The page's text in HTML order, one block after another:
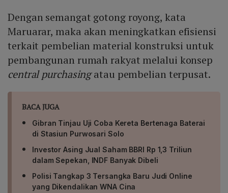
Dengan semangat gotong royong, kata
Maruarar, maka akan meningkatkan efisiensi
terkait pembelian material konstruksi untuk
pembangunan rumah rakyat melalui konsep
central purchasingatau pembelian terpusat.
BACA JUGA
Gibran Tinjau Uji Coba Kereta Bertenaga Baterai
di Stasiun Purwosari Solo
Investor Asing Jual Saham BBRI Rp 1,3 Triliun
dalam Sepekan, INDF Banyak Dibeli
Polisi Tangkap 3 Tersangka Baru Judi Online
yang Dikendalikan WNA Cina